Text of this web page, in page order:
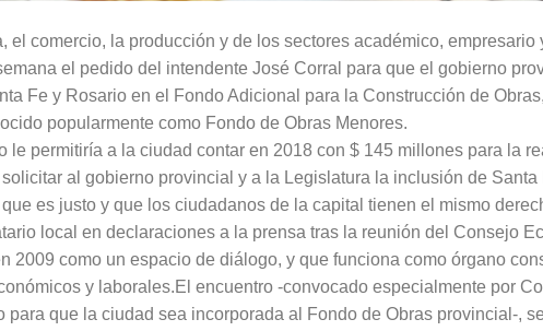
el comercio, la producción y de los sectores académico, empresario
el pedido del intendente José Corral para que el gobierno
Fe y Rosario en el Fondo Adicional para la Construcción de
popularmente como Fondo de Obras Menores.
le permitiría a la ciudad contar en 2018 con $ 145 millones para la
al gobierno provincial y a la Legislatura la inclusión de
es justo y que los ciudadanos de la capital tienen el mismo
local en declaraciones a la prensa tras la reunión del Consejo
2009 como un espacio de diálogo, y que funciona como órgano
y laborales.El encuentro -convocado especialmente por
para que la ciudad sea incorporada al Fondo de Obras provincial-,